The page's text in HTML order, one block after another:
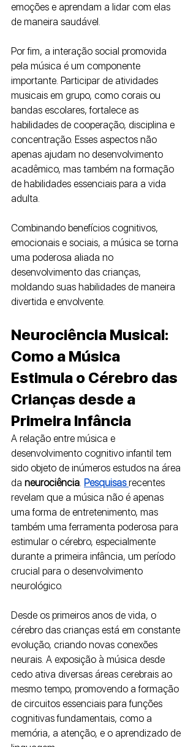
emoções e aprendam a lidar com elas
de maneira saudável.
Por fim, a interação social promovida
pela música é um componente
importante. Participar de atividades
musicais em grupo, como corais ou
bandas escolares, fortalece as
habilidades de cooperação, disciplina e
concentração. Esses aspectos não
apenas ajudam no desenvolvimento
acadêmico, mas também na formação
de habilidades essenciais para a vida
adulta.
Combinando benefícios cognitivos,
emocionais e sociais, a música se torna
uma poderosa aliada no
desenvolvimento das crianças,
moldando suas habilidades de maneira
divertida e envolvente.
Neurociência Musical:
Como a Música
Estimula o Cérebro das
Crianças desde a
Primeira Infância
A relação entre música e
desenvolvimento cognitivo infantil tem
sido objeto de inúmeros estudos na área
da neurociência. Pesquisas recentes
revelam que a música não é apenas
uma forma de entretenimento, mas
também uma ferramenta poderosa para
estimular o cérebro, especialmente
durante a primeira infância, um período
crucial para o desenvolvimento
neurológico.
Desde os primeiros anos de vida, o
cérebro das crianças está em constante
evolução, criando novas conexões
neurais. A exposição à música desde
cedo ativa diversas áreas cerebrais ao
mesmo tempo, promovendo a formação
de circuitos essenciais para funções
cognitivas fundamentais, como a
memória, a atenção, e o aprendizado de